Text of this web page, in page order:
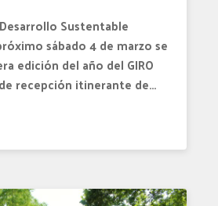
Sustentable
sábado 4 de marzo se
edición del año del GIRO
recepción itinerante de…